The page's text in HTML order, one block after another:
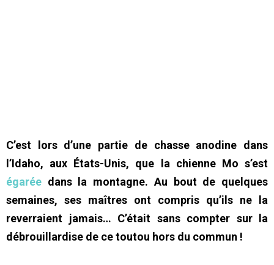
C’est lors d’une partie de chasse anodine dans
l’Idaho, aux États-Unis, que la chienne Mo s’est
égarée dans la montagne. Au bout de quelques
semaines, ses maîtres ont compris qu’ils ne la
reverraient jamais… C’était sans compter sur la
débrouillardise de ce toutou hors du commun !